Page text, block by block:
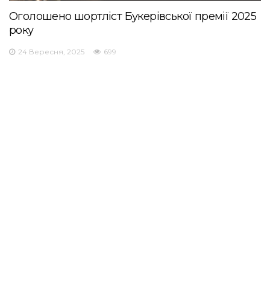
Оголошено шортліст Букерівської премії 2025
року
24 Вересня, 2025 699